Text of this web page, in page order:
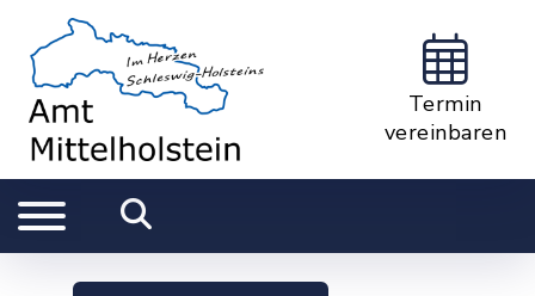
Termin
vereinbaren